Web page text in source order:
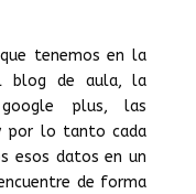
tenemos en la
blog de aula, la
plus, las
por lo tanto cada
esos datos en un
de forma